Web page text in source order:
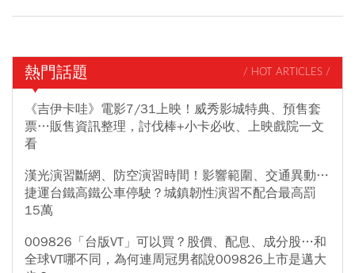
熱門話題 / HOT ARTICLES /
《吉伊卡哇》電影7/31上映！威秀影城特典、預售套
票…販售資訊整理，討伐棒+小卡必收、上映戲院一文
看
漢光演習斷網、防空演習時間！影響範圍、交通異動…
捷運台鐵高鐵公車停駛？城鎮韌性演習不配合最高罰
15萬
009826「台版VT」可以買？股價、配息、成分股…和
全球VT哪不同，為何連周冠男都說009826上市是邁大